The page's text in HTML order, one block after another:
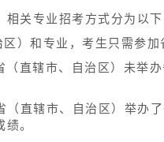
关专业招考方式分为以下
）和专业，考生只需参加
直辖市、自治区）未举
直辖市、自治区）举办
。